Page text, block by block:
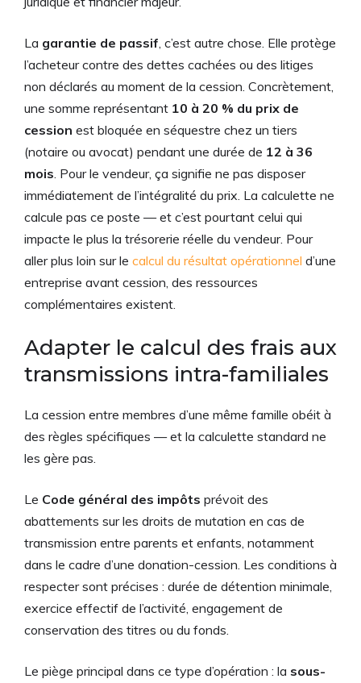
La garantie de passif , c’est autre chose. Elle protège
l’acheteur contre des dettes cachées ou des litiges
non déclarés au moment de la cession. Concrètement,
une somme représentant 10 à 20 % du prix de
cession est bloquée en séquestre chez un tiers
(notaire ou avocat) pendant une durée de 12 à 36
mois . Pour le vendeur, ça signifie ne pas disposer
immédiatement de l’intégralité du prix. La calculette ne
calcule pas ce poste — et c’est pourtant celui qui
impacte le plus la trésorerie réelle du vendeur. Pour
aller plus loin sur le calcul du résultat opérationnel d’une
entreprise avant cession, des ressources
complémentaires existent.
Adapter le calcul des frais aux
transmissions intra-familiales
La cession entre membres d’une même famille obéit à
des règles spécifiques — et la calculette standard ne
les gère pas.
Le Code général des impôts prévoit des
abattements sur les droits de mutation en cas de
transmission entre parents et enfants, notamment
dans le cadre d’une donation-cession. Les conditions à
respecter sont précises : durée de détention minimale,
exercice effectif de l’activité, engagement de
conservation des titres ou du fonds.
Le piège principal dans ce type d’opération : la sous-